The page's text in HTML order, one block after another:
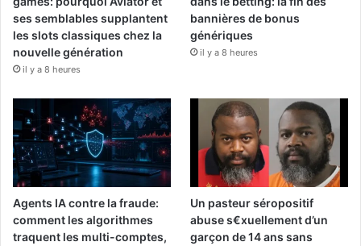
ses semblables supplantent
les slots classiques chez la
nouvelle génération
il y a 8 heures
bannières de bonus
génériques
il y a 8 heures
Agents IA contre la fraude:
comment les algorithmes
traquent les multi-comptes,
Un pasteur séropositif
abuse s€xuellement d’un
garçon de 14 ans sans